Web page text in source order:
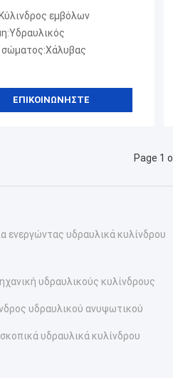
κυλίνδρων υψηλής
εμβόλων
σώματος:Χάλυβας
ΕΠΙΚΟΙΝΩΝΉΣΤΕ
Page 1
ενεργώντας υδραυλικά κυλίνδρου
υδραυλικούς κυλίνδρους
υδραυλικού ανυψωτικού
υδραυλικά κυλίνδρου